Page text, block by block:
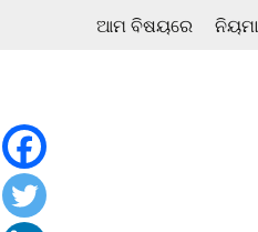
ଆମ ବିଷୟରେ